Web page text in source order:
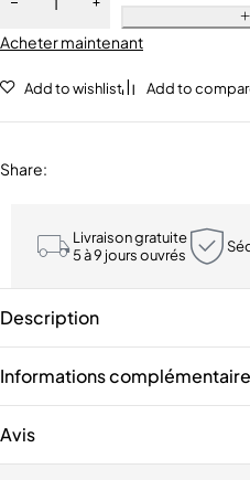
Acheter maintenant
Add to wishlist Add to
Share:
Livraison gratuite
5 à 9 jours ouvrés
Description
Informations
Avis